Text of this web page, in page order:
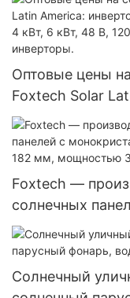
Колумбии,
Оптовые цены
Foxtech Solar
чистой
48 В, 120/240 В,
инверторы.
Foxtech —
солнечных
элементами
300 Вт, 360 Вт и
Солнечный